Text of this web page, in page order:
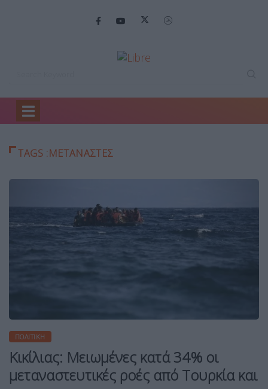
Home
TAGS :ΜΕΤΑΝΆΣΤΕΣ
ΠΟΛΙΤΙΚΉ
Κικίλιας: Μειωμένες κατά 34% οι
μεταναστευτικές ροές από Τουρκία και